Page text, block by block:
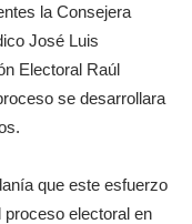
la Consejera
José Luis
Electoral Raúl
se desarrollara
que este esfuerzo
electoral en